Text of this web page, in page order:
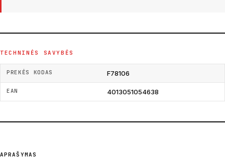
TECHNINĖS SAVYBĖS
PREKĖS KODAS F78106
EAN 4013051054638
APRAŠYMAS